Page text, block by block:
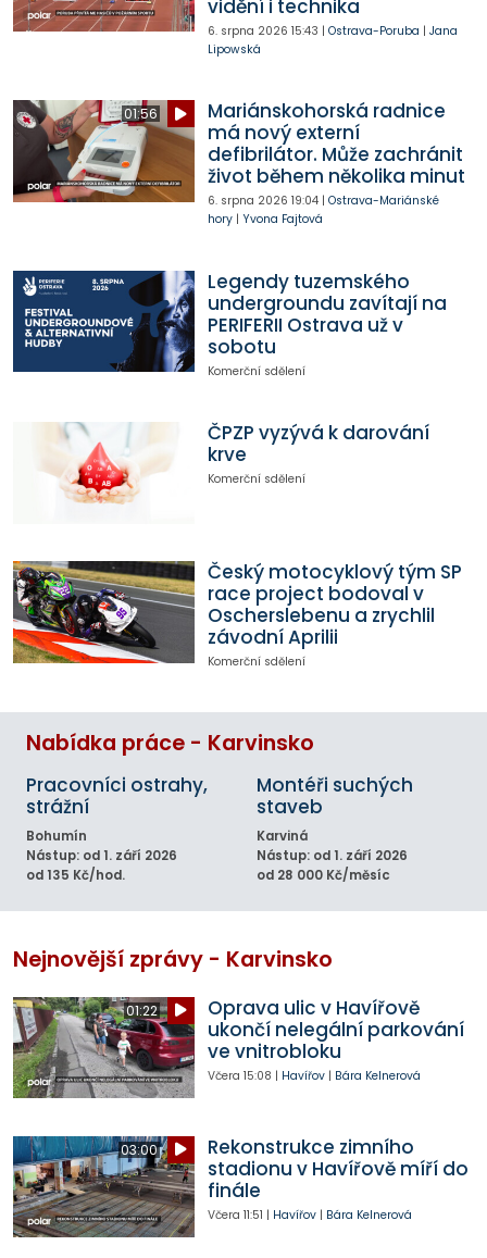
vidění i technika
6. srpna 2026 15:43 | Ostrava-Poruba | Jana
Lipowská
01:56
Mariánskohorská radnice
má nový externí
defibrilátor. Může zachránit
život během několika minut
6. srpna 2026 19:04| Ostrava-Mariánské
hory| Yvona Fajtová
Legendy tuzemského
undergroundu zavítají na
PERIFERII Ostrava už v
sobotu
Komerční sdělení
ČPZP vyzývá k darování
krve
Komerční sdělení
Český motocyklový tým SP
race project bodoval v
Oscherslebenu a zrychlil
závodní Aprilii
Komerční sdělení
Nabídka práce - Karvinsko
Pracovníci ostrahy,
strážní
Bohumín
Nástup: od 1. září 2026
od 135 Kč/hod.
Montéři suchých
staveb
Karviná
Nástup: od 1. září 2026
od 28 000 Kč/měsíc
Nejnovější zprávy - Karvinsko
01:22
Oprava ulic v Havířově
ukončí nelegální parkování
ve vnitrobloku
Včera 15:08 | Havířov| Bára Kelnerová
03:00
Rekonstrukce zimního
stadionu v Havířově míří do
finále
Včera 11:51 | Havířov| Bára Kelnerová